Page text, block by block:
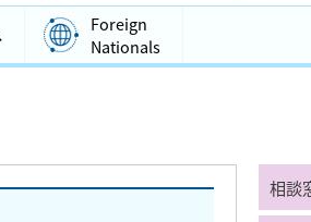
Foreign
Nationals
相談